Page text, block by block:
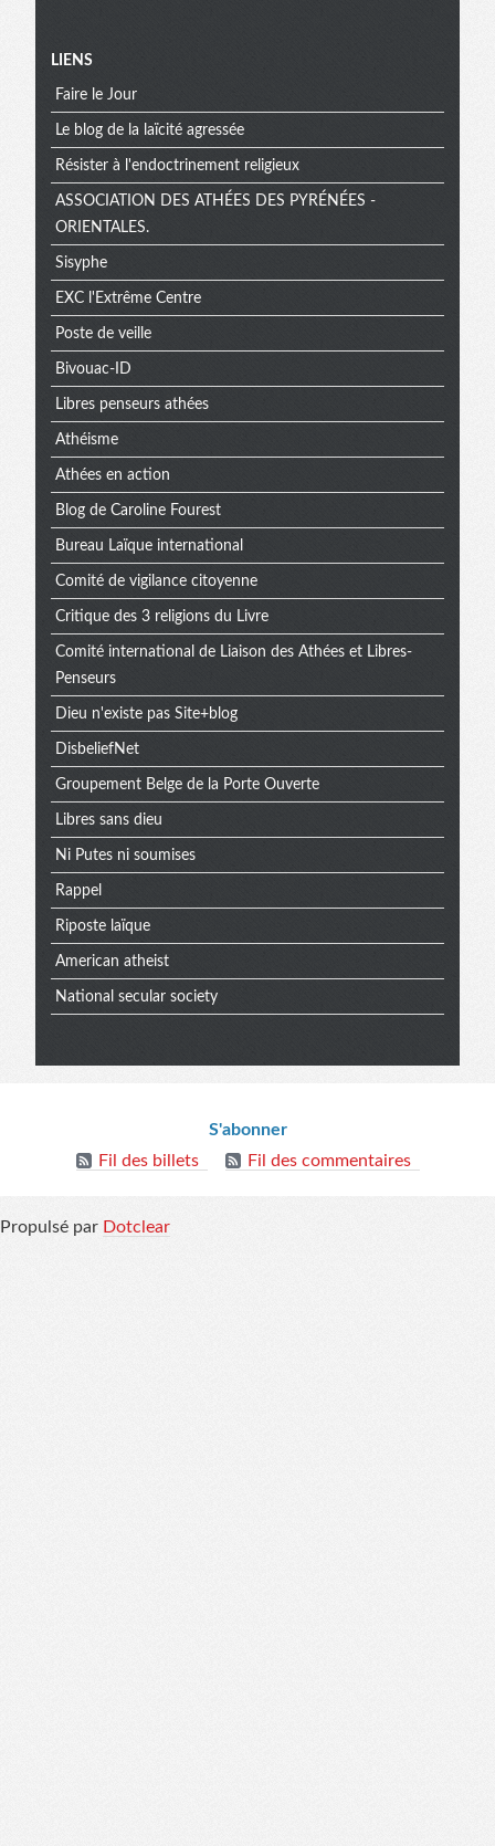
Menu
extra
LIENS
Faire le Jour
Le blog de la laïcité agressée
Résister à l'endoctrinement religieux
ASSOCIATION DES ATHÉES DES PYRÉNÉES -
ORIENTALES.
Sisyphe
EXC l'Extrême Centre
Poste de veille
Bivouac-ID
Libres penseurs athées
Athéisme
Athées en action
Blog de Caroline Fourest
Bureau Laïque international
Comité de vigilance citoyenne
Critique des 3 religions du Livre
Comité international de Liaison des Athées et Libres-
Penseurs
Dieu n'existe pas Site+blog
DisbeliefNet
Groupement Belge de la Porte Ouverte
Libres sans dieu
Ni Putes ni soumises
Rappel
Riposte laïque
American atheist
National secular society
Informations
S'abonner
Fil des billets
Fil des commentaires
Propulsé par Dotclear